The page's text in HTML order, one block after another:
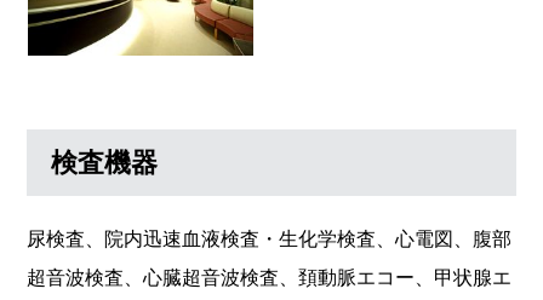
検査機器
尿検査、院内迅速血液検査・生化学検査、心電図、腹部
超音波検査、心臓超音波検査、頚動脈エコー、甲状腺エ